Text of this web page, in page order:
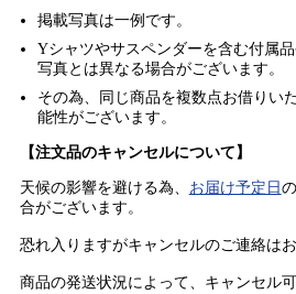
掲載写真は一例です。
Yシャツやサスペンダーを含む付属
写真とは異なる場合がございます。
その為、同じ商品を複数点お借りい
能性がございます。
【注文品のキャンセルについて】
天候の影響を避ける為、 お届け予定日
合がございます。
恐れ入りますがキャンセルのご連絡は
商品の発送状況によって、キャンセル